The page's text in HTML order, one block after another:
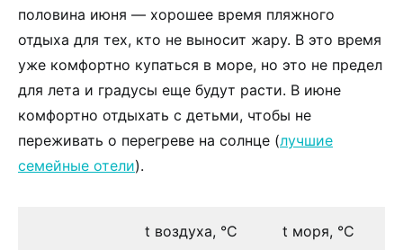
половина июня — хорошее время пляжного
отдыха для тех, кто не выносит жару. В это время
уже комфортно купаться в море, но это не предел
для лета и градусы еще будут расти. В июне
комфортно отдыхать с детьми, чтобы не
переживать о перегреве на солнце (лучшие
семейные отели).
t воздуха, °С t моря, °С